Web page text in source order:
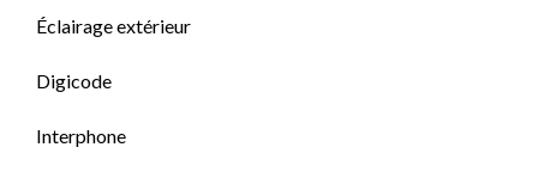
Éclairage extérieur
Digicode
Interphone